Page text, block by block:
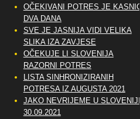
OČEKIVANI POTRES JE KASNIO
DVA DANA
SVE JE JASNIJA VIDI VELIKA
SLIKA IZA ZAVJESE
OČEKUJE LI SLOVENIJA
RAZORNI POTRES
LISTA SINHRONIZIRANIH
POTRESA IZ AUGUSTA 2021
JAKO NEVRIJEME U SLOVENIJI
30.09.2021